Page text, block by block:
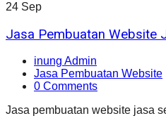
24 Sep
Jasa Pembuatan Website
inung Admin
Jasa Pembuatan Website
0 Comments
Jasa pembuatan website jasa